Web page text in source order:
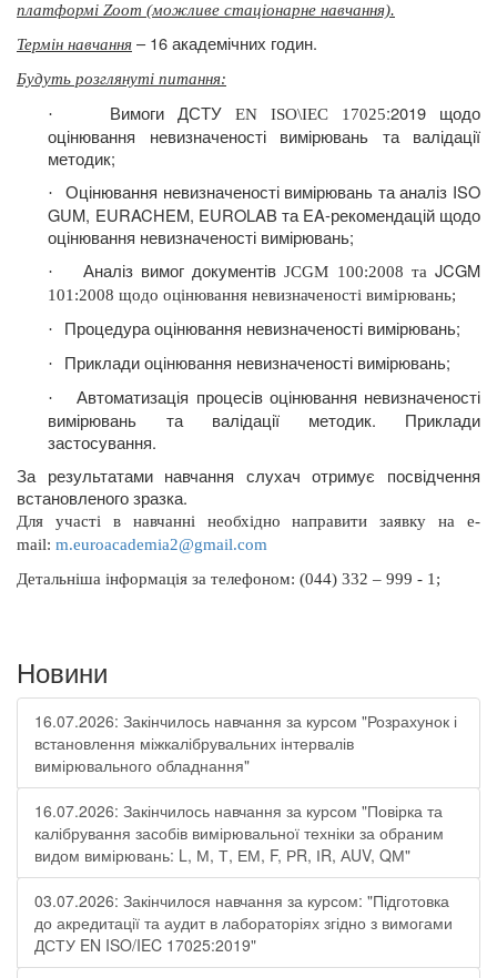
платформі Zoom (можливе стаціонарне навчання).
Термін навчання – 16 академічних годин.
Будуть розглянуті питання:
·
Вимоги ДСТУ EN ISO\IEC 17025:2019 щодо
оцінювання невизначеності вимірювань та валідації
методик;
·
Оцінювання невизначеності вимірювань та аналіз ISO
GUM, EURACHEM, EUROLAB та EA-рекомендацій щодо
оцінювання невизначеності вимірювань;
· Аналіз вимог документівJCGM 100:2008 таJCGM
101:2008 щодо оцінювання невизначеності вимірювань;
·
Процедура оцінювання невизначеності вимірювань;
· Приклади оцінювання невизначеності вимірювань;
·
Автоматизація процесів оцінювання невизначеності
вимірювань та валідації методик. Приклади
застосування.
За результатами навчання слухач отримує посвідчення
встановленого зразка.
Для участі в навчанні необхідно направити заявку на e-
mail: m.euroacademia2@gmail.com
Детальніша інформація за телефоном: (044) 332 – 999 - 1;
Новини
16.07.2026: Закінчилось навчання за курсом "Розрахунок і
встановлення міжкалібрувальних інтервалів
вимірювального обладнання"
16.07.2026: Закінчилось навчання за курсом "Повірка та
калібрування засобів вимірювальної техніки за обраним
видом вимірювань: L, М, Т, ЕМ, F, РR, ІR, АUV, QМ"
03.07.2026: Закінчилося навчання за курсом: "Підготовка
до акредитації та аудит в лабораторіях згідно з вимогами
ДСТУ EN ISO/IEC 17025:2019"